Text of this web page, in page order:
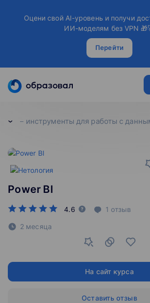
Оцени свой AI-уровень и получи
ИИ-моделям без VPN
Перейти
инструменты для работы с
Power BI
4.6 1 отзыв
2 месяца
На сайт курса
Оставить отзыв